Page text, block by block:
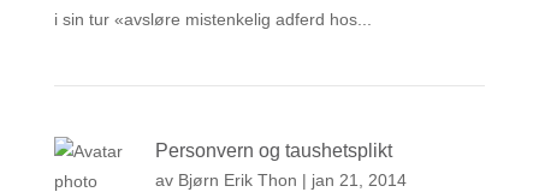
i sin tur «avsløre mistenkelig adferd hos...
Personvern og taushetsplikt
av Bjørn Erik Thon | jan 21, 2014